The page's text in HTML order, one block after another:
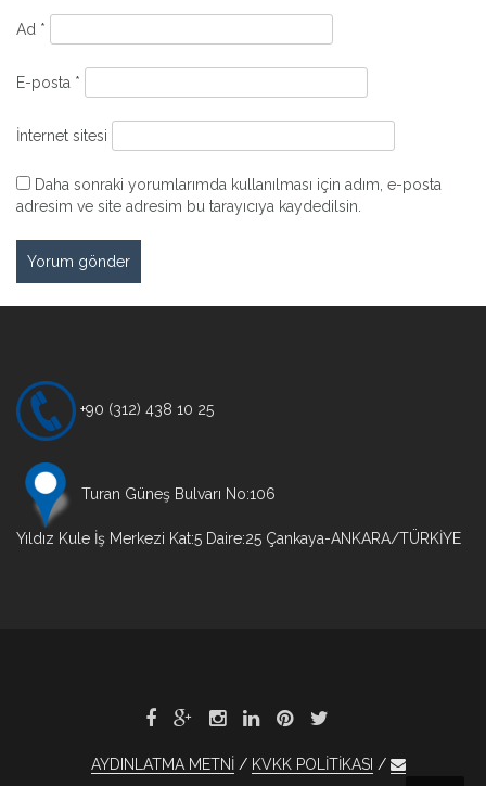
Ad *
E-posta *
İnternet sitesi
Daha sonraki yorumlarımda kullanılması için adım, e-posta
adresim ve site adresim bu tarayıcıya kaydedilsin.
+90 (312) 438 10 25
Turan Güneş Bulvarı No:106
Yıldız Kule İş Merkezi Kat:5 Daire:25 Çankaya-ANKARA/TÜRKİYE
AYDINLATMA METNİ KVKK POLİTİKASI